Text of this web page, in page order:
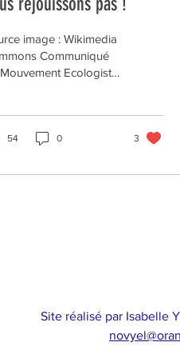
image : Wikimedia
Communiqué
Ecologiste
pas cela. Ce ne
qui sont
populations des data
qui bousculent leur
54 0 3
Site réalisé par Isabelle